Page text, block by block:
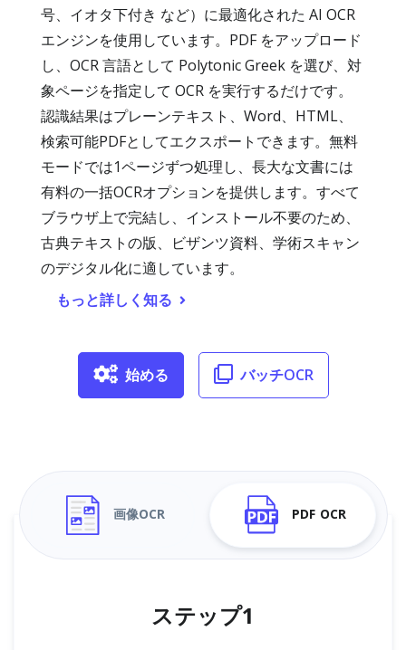
号、イオタ下付き など）に最適化された AI OCR
エンジンを使用しています。PDF をアップロード
し、OCR 言語として Polytonic Greek を選び、対
象ページを指定して OCR を実行するだけです。
認識結果はプレーンテキスト、Word、HTML、
検索可能PDFとしてエクスポートできます。無料
モードでは1ページずつ処理し、長大な文書には
有料の一括OCRオプションを提供します。すべて
ブラウザ上で完結し、インストール不要のため、
古典テキストの版、ビザンツ資料、学術スキャン
のデジタル化に適しています。
もっと詳しく知る
始める バッチOCR
画像OCR PDF OCR
ステップ1